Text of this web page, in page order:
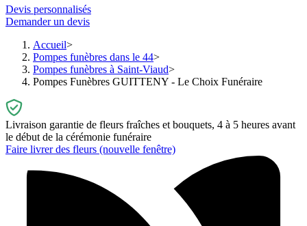
Devis personnalisés
Demander un devis
Accueil
Pompes funèbres dans le 44
Pompes funèbres à Saint-Viaud
Pompes Funèbres GUITTENY - Le Choix Funéraire
Livraison garantie de fleurs fraîches et bouquets, 4 à 5 heures avant
le début de la cérémonie funéraire
Faire livrer des fleurs (nouvelle fenêtre)